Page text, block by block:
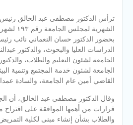
ترأس الدكتور مصطفي عبد الخالق
بحضور الدكتور حسان النعماني نائب
الدراسات العليا والبحوث، والدكتور
الجامعة لشئون التعليم والطلاب،
الجامعة لشئون خدمة المجتمع وتنمية
القاضي أمين عام الجامعة، والسادة
وقال الدكتور مصطفي عبد الخالق، أن
قرارات من أهمها ‏الموافقة على
والطلاب بشأن إنشاء مبنى لكلية